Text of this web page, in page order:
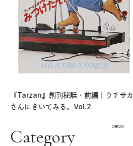
『Tarzan』創刊秘話・前編｜ウチサカ
さんにきいてみる。Vol.2
Category